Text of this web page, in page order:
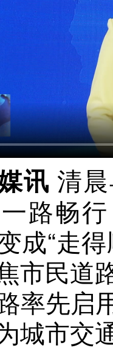
讯 清
路畅
成“走
市民道
率先启
城市交